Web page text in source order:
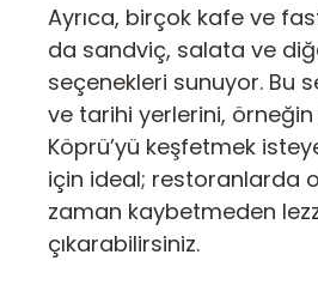
Ayrıca, birçok kafe ve
da sandviç, salata ve
seçenekleri sunuyor. Bu
ve tarihi yerlerini, örneğin
Köprü’yü keşfetmek
için ideal; restoranlarda
zaman kaybetmeden
çıkarabilirsiniz.